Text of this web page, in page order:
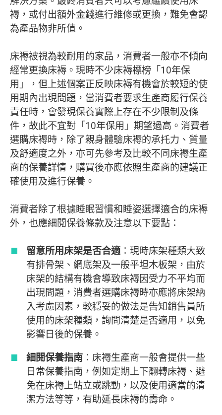
褥，或付出額外金錢進行維修或更換，難免會認
為產品物非所值。
床褥被視為較耐用的家品，消費者一般亦不傾向
經常更換床褥。現時不少床褥標榜「10年保
用」，但上述個案正反映床褥有機會於較短的使
用期內出現問題，當消費者要求生產商履行保養
責任時，會發現保養實際上存在不少限制及條
件，故此不宜對「10年保用」期望過高。消費者
選購床褥時，除了親身體驗床褥的承托力、質量
及舒適度之外，亦可先參考及比較不同床褥生產
商的保養詳情，購買後亦應依照生產商的建議正
確使用及進行保養。
消費者除了根據睡眠習慣和睡姿選擇適合的床褥
外，也應細閱保養條款及注意以下要點：
留意所用床架是否合適：現時床架種類大致
有排骨架、網底架及一般平坦木板架，由於
床架的結構有機會導致床褥因受力不平均而
出現問題，消費者選購床褥時亦應將床架納
入考慮因素，較穩妥的做法是告知銷售員所
使用的床架種類，詢問清楚是否適用，以免
影響日後的保養。
細閱保養指南 ：床褥生產商一般會提供一些
日常保養指南，例如定期上下翻轉床褥、避
免在床褥上站立或跳動，以及使用適當的清
潔方法等等，有助延長床褥的壽命。